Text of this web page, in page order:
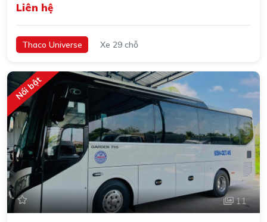
Liên hệ
Thaco Universe Xe 29 chỗ
11
Nổi bật